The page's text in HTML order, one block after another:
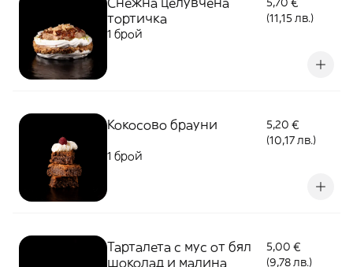
тортичка
(11,15 лв.)
1 брой
Кокосово брауни
5,20 €
(10,17 лв.)
1 брой
Тарталета с мус от бял
шоколад и малина
5,00 €
(9,78 лв.)